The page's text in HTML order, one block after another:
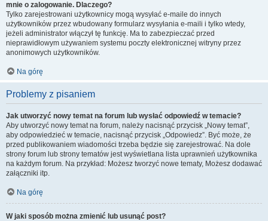
mnie o zalogowanie. Dlaczego?
Tylko zarejestrowani użytkownicy mogą wysyłać e-maile do innych
użytkowników przez wbudowany formularz wysyłania e-maili i tylko wtedy,
jeżeli administrator włączył tę funkcję. Ma to zabezpieczać przed
nieprawidłowym używaniem systemu poczty elektronicznej witryny przez
anonimowych użytkowników.
Na górę
Problemy z pisaniem
Jak utworzyć nowy temat na forum lub wysłać odpowiedź w temacie?
Aby utworzyć nowy temat na forum, należy nacisnąć przycisk „Nowy temat”,
aby odpowiedzieć w temacie, nacisnąć przycisk „Odpowiedz”. Być może, że
przed publikowaniem wiadomości trzeba będzie się zarejestrować. Na dole
strony forum lub strony tematów jest wyświetlana lista uprawnień użytkownika
na każdym forum. Na przykład: Możesz tworzyć nowe tematy, Możesz dodawać
załączniki itp.
Na górę
W jaki sposób można zmienić lub usunąć post?